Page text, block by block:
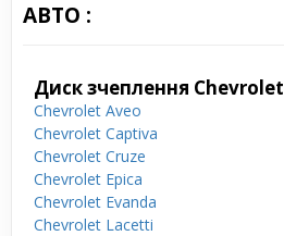
АВТО :
Диск зчеплення Chevrolet
Chevrolet Aveo
Chevrolet Captiva
Chevrolet Cruze
Chevrolet Epica
Chevrolet Evanda
Chevrolet Lacetti